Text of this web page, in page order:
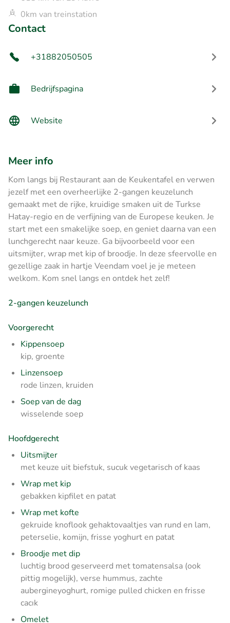
0km van treinstation
Contact
+31882050505
Bedrijfspagina
Website
Meer info
Kom langs bij Restaurant aan de Keukentafel en verwen
jezelf met een overheerlijke 2-gangen keuzelunch
gemaakt met de rijke, kruidige smaken uit de Turkse
Hatay-regio en de verfijning van de Europese keuken. Je
start met een smakelijke soep, en geniet daarna van een
lunchgerecht naar keuze. Ga bijvoorbeeld voor een
uitsmijter, wrap met kip of broodje. In deze sfeervolle en
gezellige zaak in hartje Veendam voel je je meteen
welkom. Kom snel langs en ontdek het zelf!
2-gangen keuzelunch
Voorgerecht
Kippensoep
kip, groente
Linzensoep
rode linzen, kruiden
Soep van de dag
wisselende soep
Hoofdgerecht
Uitsmijter
met keuze uit biefstuk, sucuk vegetarisch of kaas
Wrap met kip
gebakken kipfilet en patat
Wrap met kofte
gekruide knoflook gehaktovaaltjes van rund en lam,
peterselie, komijn, frisse yoghurt en patat
Broodje met dip
luchtig brood geserveerd met tomatensalsa (ook
pittig mogelijk), verse hummus, zachte
aubergineyoghurt, romige pulled chicken en frisse
cacık
Omelet